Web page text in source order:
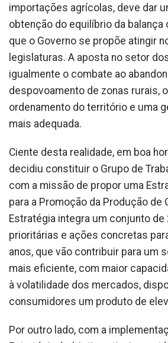
importações agrícolas, deve dar
obtenção do equilíbrio da balança
que o Governo se propõe atingir
legislaturas. A aposta no setor
igualmente o combate ao
despovoamento de zonas rurais,
ordenamento do território e uma
mais adequada.
Ciente desta realidade, em boa
decidiu constituir o Grupo de
com a missão de propor uma
para a Promoção da Produção de
Estratégia integra um conjunto de
prioritárias e ações concretas
anos, que vão contribuir para um
mais eficiente, com maior
à volatilidade dos mercados,
consumidores um produto de
Por outro lado, com a